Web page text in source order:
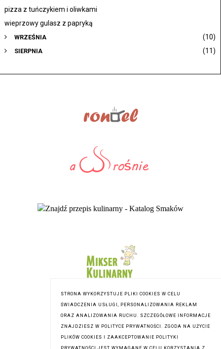
pizza z tuńczykiem i oliwkami
wieprzowy gulasz z papryką
WRZEŚNIA (10)
SIERPNIA (11)
STRONA WYKORZYSTUJE PLIKI COOKIES W CELU
ŚWIADCZENIA USŁUGI, PERSONALIZOWANIA REKLAM
ORAZ ANALIZOWANIA RUCHU. SZCZEGÓŁOWE INFORMACJE
ZNAJDZIESZ W POLITYCE PRYWATNOŚCI. ZGODA NA UŻYCIE
PLIKÓW COOKIES I ZAAKCEPTOWANIE POLITYKI
PRYWATNOŚCI JEST WYMAGANE W CELU KORZYSTANIA Z